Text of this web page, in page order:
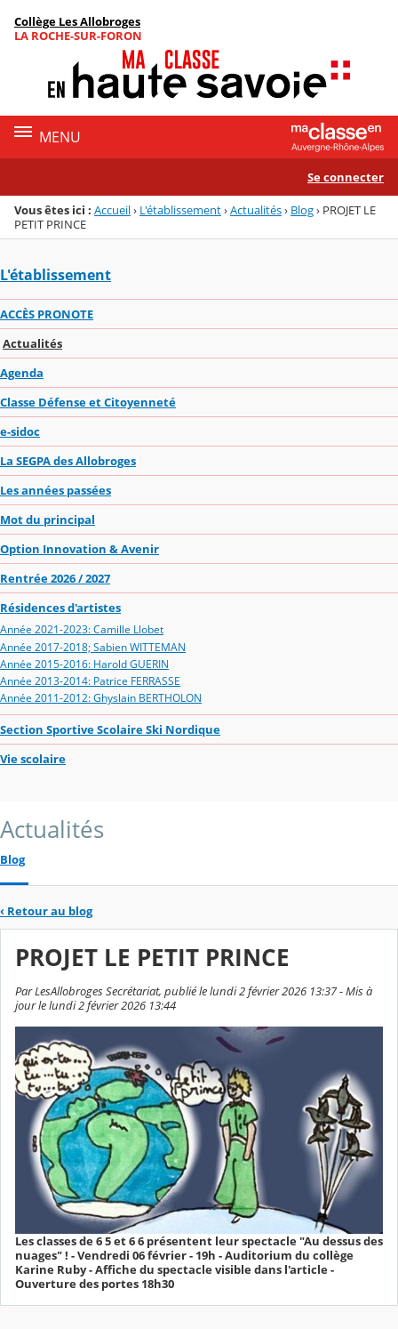
Menu de la rubrique
Contenu
Collège Les Allobroges
LA ROCHE-SUR-FORON
MENU
Se connecter
Vous êtes ici : Accueil› L'établissement›Actualités› Blog› PROJET LE
PETIT PRINCE
L'établissement
ACCÈS PRONOTE
Actualités
Agenda
Classe Défense et Citoyenneté
e-sidoc
La SEGPA des Allobroges
Les années passées
Mot du principal
Option Innovation & Avenir
Rentrée 2026 / 2027
Résidences d'artistes
Année 2021-2023: Camille Llobet
Année 2017-2018; Sabien WITTEMAN
Année 2015-2016: Harold GUERIN
Année 2013-2014: Patrice FERRASSE
Année 2011-2012: Ghyslain BERTHOLON
Section Sportive Scolaire Ski Nordique
Vie scolaire
Actualités
Blog
‹ Retour au blog
PROJET LE PETIT PRINCE
Par LesAllobroges Secrétariat, publié le lundi 2 février 2026 13:37 - Mis à
jour le lundi 2 février 2026 13:44
Les classes de 6 5 et 6 6 présentent leur spectacle "Au dessus des
nuages" ! - Vendredi 06 février - 19h - Auditorium du collège
Karine Ruby - Affiche du spectacle visible dans l'article -
Ouverture des portes 18h30